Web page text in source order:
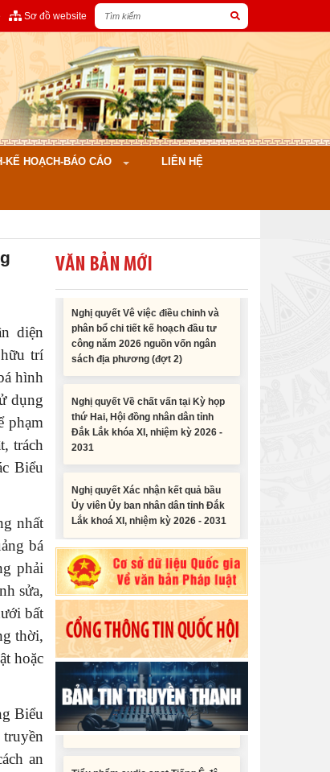
Sơ đồ website
KẾ HOẠCH-BÁO CÁO LIÊN HỆ
diện
trí
hình
dụng
phạm
trách
Biểu
nhất
bá
phải
sửa,
bất
thời,
hoặc
Biểu
an
VĂN BẢN MỚI
Nghị quyết Cho ý kiến về cam kết
bố trí nguồn vốn đối ứng ngân sách
địa phương để thực hiện Dự án
Xây dựng Trụ sở làm...
hoạch vốn đầu tư phát triển được
2026 thực hiện và giải...
công năm 2026 nguồn vốn ngân
sách địa phương (đợt 2)
Đắk Lắk khóa XI, nhiệm kỳ 2026 -
2031
Lắk khoá XI, nhiệm kỳ 2026 - 2031
bố trí nguồn vốn đối ứng ngân sách
địa phương để thực hiện Dự án
Xây dựng Trụ sở làm...
Nghị quyết về việc phân bổ kế
hoạch vốn đầu tư phát triển được
phép kéo dài thời gian sang năm
2026 thực hiện và giải...
Nghị quyết Vê việc điều chinh và
phân bổ chi tiết kế hoạch đầu tư
Tiểu phẩm audio spot Tiếng Ê đê -
TP25
Tiểu phẩm audio spot Tiếng Ê đê -
TP24
Tiểu phẩm audio spot Tiếng Ê đê -
TP23
Tiểu phẩm audio spot Tiếng Ê đê -